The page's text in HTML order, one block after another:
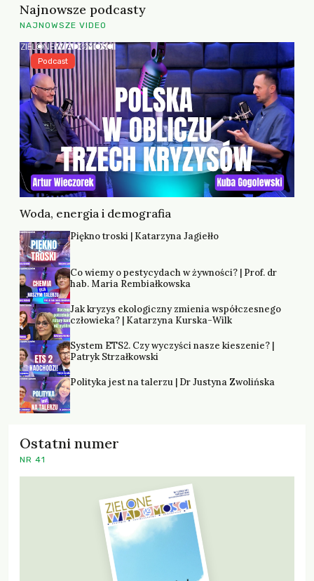
Najnowsze podcasty
NAJNOWSZE VIDEO
Woda, energia i demografia
Podcast
Piękno troski | Katarzyna Jagiełło
Co wiemy o pestycydach w żywności? | Prof. dr
hab. Maria Rembiałkowska
Jak kryzys ekologiczny zmienia współczesnego
człowieka? | Katarzyna Kurska-Wilk
System ETS2. Czy wyczyści nasze kieszenie? |
Patryk Strzałkowski
Polityka jest na talerzu | Dr Justyna Zwolińska
Ostatni numer
NR 41